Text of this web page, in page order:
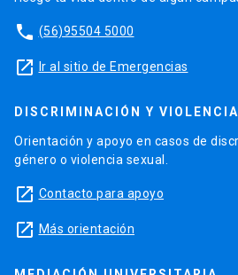
phone (56)95504 5000
launch Ir al sitio de Emergencias
DISCRIMINACIÓN Y VIOLENCIA
Orientación y apoyo en casos de
género o violencia sexual.
launch Contacto para apoyo
launch Más orientación